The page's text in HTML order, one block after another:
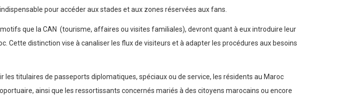
pour accéder aux stades et aux zones réservées aux fans.
que la CAN (tourisme, affaires ou visites familiales), devront quant à eux introduire leur
Cette distinction vise à canaliser les flux de visiteurs et à adapter les procédures aux besoins
titulaires de passeports diplomatiques, spéciaux ou de service, les résidents au Maroc
ainsi que les ressortissants concernés mariés à des citoyens marocains ou encore